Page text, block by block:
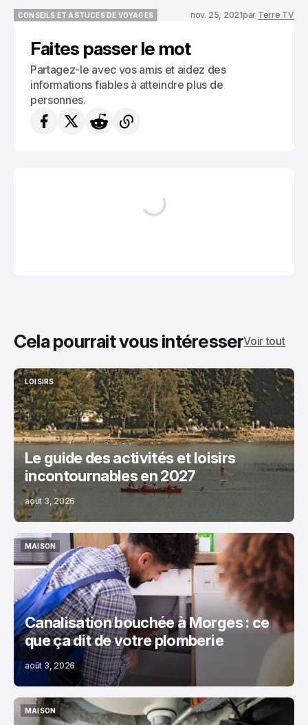
CONSEILS ET ASTUCES DE VOYAGES
nov. 25, 2021par Terre TV
Faites passer le mot
Partagez-le avec vos amis et aidez des
informations fiables à atteindre plus de
personnes.
Cela pourrait vous intéresserVoir tout
LOISIRS
LOISIRS
Le guide des activités et loisirs
incontournables en 2027
août 3, 2026
MAISON
MAISON
Canalisation bouchée à Morges : ce
que ça dit de votre plomberie
août 3, 2026
MAISON
MAISON